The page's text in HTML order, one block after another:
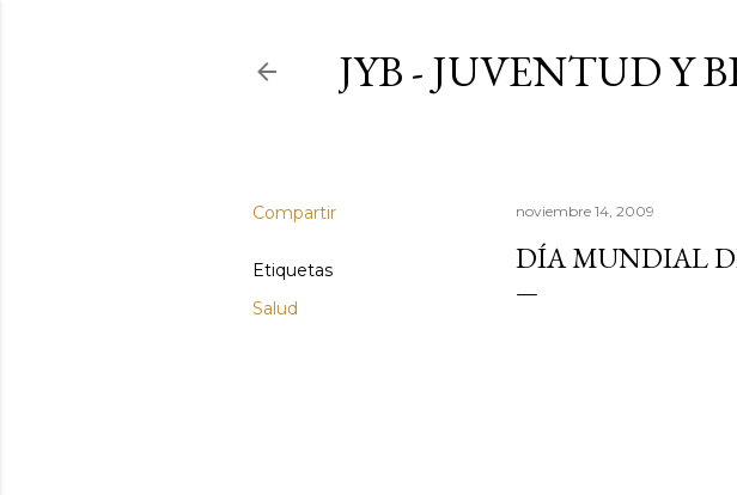
JYB - JUVENTUD Y
Compartir
Etiquetas
Salud
noviembre 14, 2009
DÍA MUNDIAL